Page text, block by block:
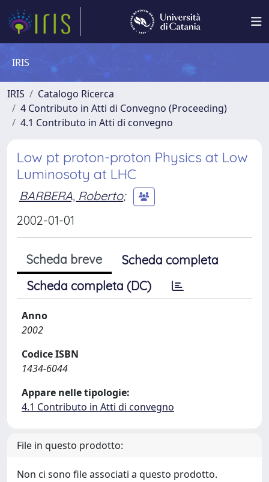
IRIS
IRIS
Catalogo Ricerca
4 Contributo in Atti di Convegno (Proceeding)
4.1 Contributo in Atti di convegno
Low pt proton-proton Physics at Low
Luminosoty at LHC
BARBERA, Roberto;
2002-01-01
Scheda breve
Scheda completa
Scheda completa (DC)
Anno
2002
Codice ISBN
1434-6044
Appare nelle tipologie:
4.1 Contributo in Atti di convegno
File in questo prodotto:
Non ci sono file associati a questo prodotto.